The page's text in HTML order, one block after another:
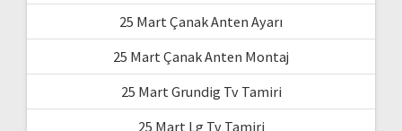
25 Mart Çanak Anten Ayarı
25 Mart Çanak Anten Montaj
25 Mart Grundig Tv Tamiri
25 Mart Lg Tv Tamiri